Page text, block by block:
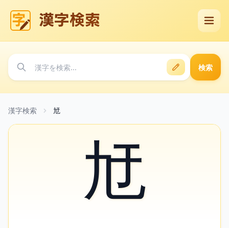
漢字検索
検索
漢字検索 㝼
㝼